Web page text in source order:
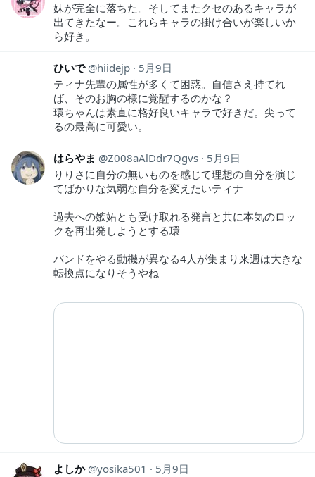
妹が完全に落ちた。そしてまたクセのあるキャラが
出てきたなー。これらキャラの掛け合いが楽しいか
ら好き。
ひいで hiidejp
5月9日
ティナ先輩の属性が多くて困惑。自信さえ持てれ
ば、そのお胸の様に覚醒するのかな？
環ちゃんは素直に格好良いキャラで好きだ。尖って
るの最高に可愛い。
はらやま Z008aAlDdr7Qgvs
5月9日
りりさに自分の無いものを感じて理想の自分を演じ
てばかりな気弱な自分を変えたいティナ
過去への嫉妬とも受け取れる発言と共に本気のロッ
クを再出発しようとする環
バンドをやる動機が異なる4人が集まり来週は大きな
転換点になりそうやね
よしか yosika501
5月9日